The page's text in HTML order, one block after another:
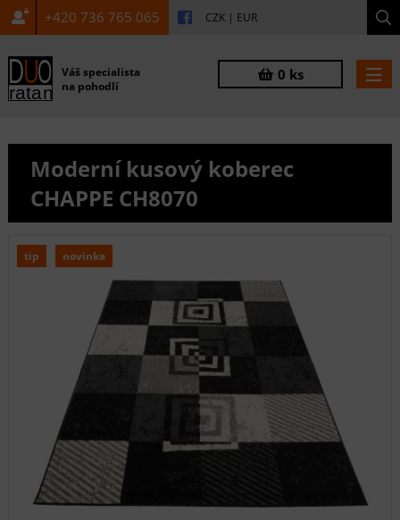
+420 736 765 065 CZK | EUR
Váš specialista
na pohodlí
0 ks
Moderní kusový koberec
CHAPPE CH8070
tip novinka